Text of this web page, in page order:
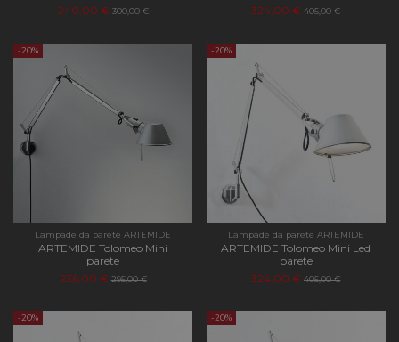
240,00 € 300,00 €
324,00 € 405,00 €
-20%
Lampade da parete ARTEMIDE
ARTEMIDE Tolomeo Mini
parete
236,00 € 295,00 €
-20%
Lampade da parete ARTEMIDE
ARTEMIDE Tolomeo Mini Led
parete
324,00 € 405,00 €
-20% -20%